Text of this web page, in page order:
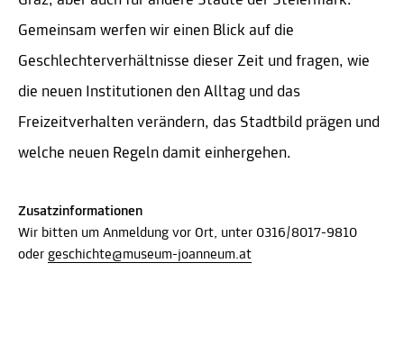
Gemeinsam werfen wir einen Blick auf die
Geschlechterverhältnisse dieser Zeit und fragen, wie
die neuen Institutionen den Alltag und das
Freizeitverhalten verändern, das Stadtbild prägen und
welche neuen Regeln damit einhergehen.
Zusatzinformationen
Wir bitten um Anmeldung vor Ort, unter 0316/8017-9810
oder geschichte@museum-joanneum.at